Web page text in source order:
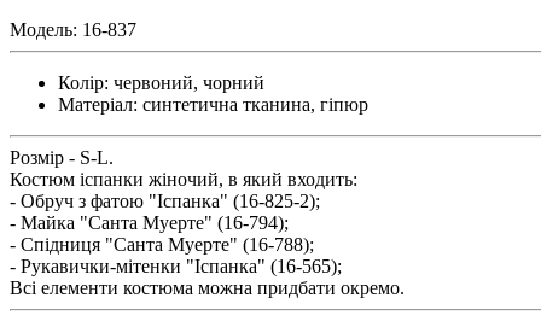
Модель: 16-837
Колір: червоний, чорний
Матеріал: синтетична тканина, гіпюр
Розмір - S-L.
Костюм іспанки жіночий, в який входить:
- Обруч з фатою "Іспанка" (16-825-2);
- Майка "Санта Муерте" (16-794);
- Спідниця "Санта Муерте" (16-788);
- Рукавички-мітенки "Іспанка" (16-565);
Всі елементи костюма можна придбати окремо.